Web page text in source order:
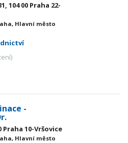
104 00 Praha 22-
Hlavní město
-
Praha 10-Vršovice
Hlavní město